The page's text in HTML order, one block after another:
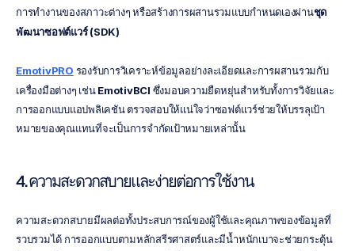
การทำงานของสภาวะต่างๆ หรือสร้างการผสานรวมแบบกำหนดเองผ่านชุด
พัฒนาซอฟต์แวร์ (SDK)
EmotivPRO รองรับการวิเคราะห์ข้อมูลอย่างละเอียดและการผสานรวมกับ
เครื่องมือต่างๆ เช่น EmotivBCI ซึ่งมอบความยืดหยุ่นสำหรับทั้งการวิจัยและ
การออกแบบแอปพลิเคชัน ตรวจสอบให้แน่ใจว่าซอฟต์แวร์ช่วยให้บรรลุเป้า
หมายของคุณแทนที่จะเป็นการจำกัดเป้าหมายเหล่านั้น
4. ความสะดวกสบายและง่ายต่อการใช้งาน
ความสะดวกสบายมีผลต่อทั้งประสบการณ์ของผู้ใช้และคุณภาพของข้อมูลที่
รวบรวมได้ การออกแบบตามหลักสรีรศาสตร์และมีน้ำหนักเบาจะช่วยกระตุ้น